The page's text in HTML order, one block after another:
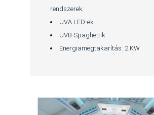
rendszerek
UVA LED-ek
UVB-Spaghettik
Energiamegtakarítás: 2 KW